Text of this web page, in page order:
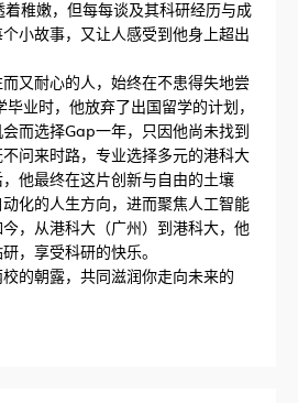
稚嫩，但每每谈及其科研经历与成
小故事，又让人感受到他身上超出
又耐心的人，始终在不患得失地尝
业时，他放弃了出国留学的计划，
而选择Gap一年，只因他尚未找到
问来时路，专业选择多元的港科大
，他最终在这片创新与自由的土壤
化的人生方向，进而聚焦人工智能
，从港科大（广州）到港科大，他
，享受科研的快乐。
的朝露，共同滋润你走向未来的